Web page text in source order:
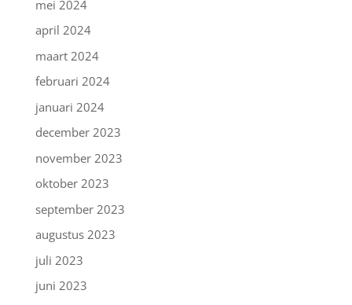
mei 2024
april 2024
maart 2024
februari 2024
januari 2024
december 2023
november 2023
oktober 2023
september 2023
augustus 2023
juli 2023
juni 2023